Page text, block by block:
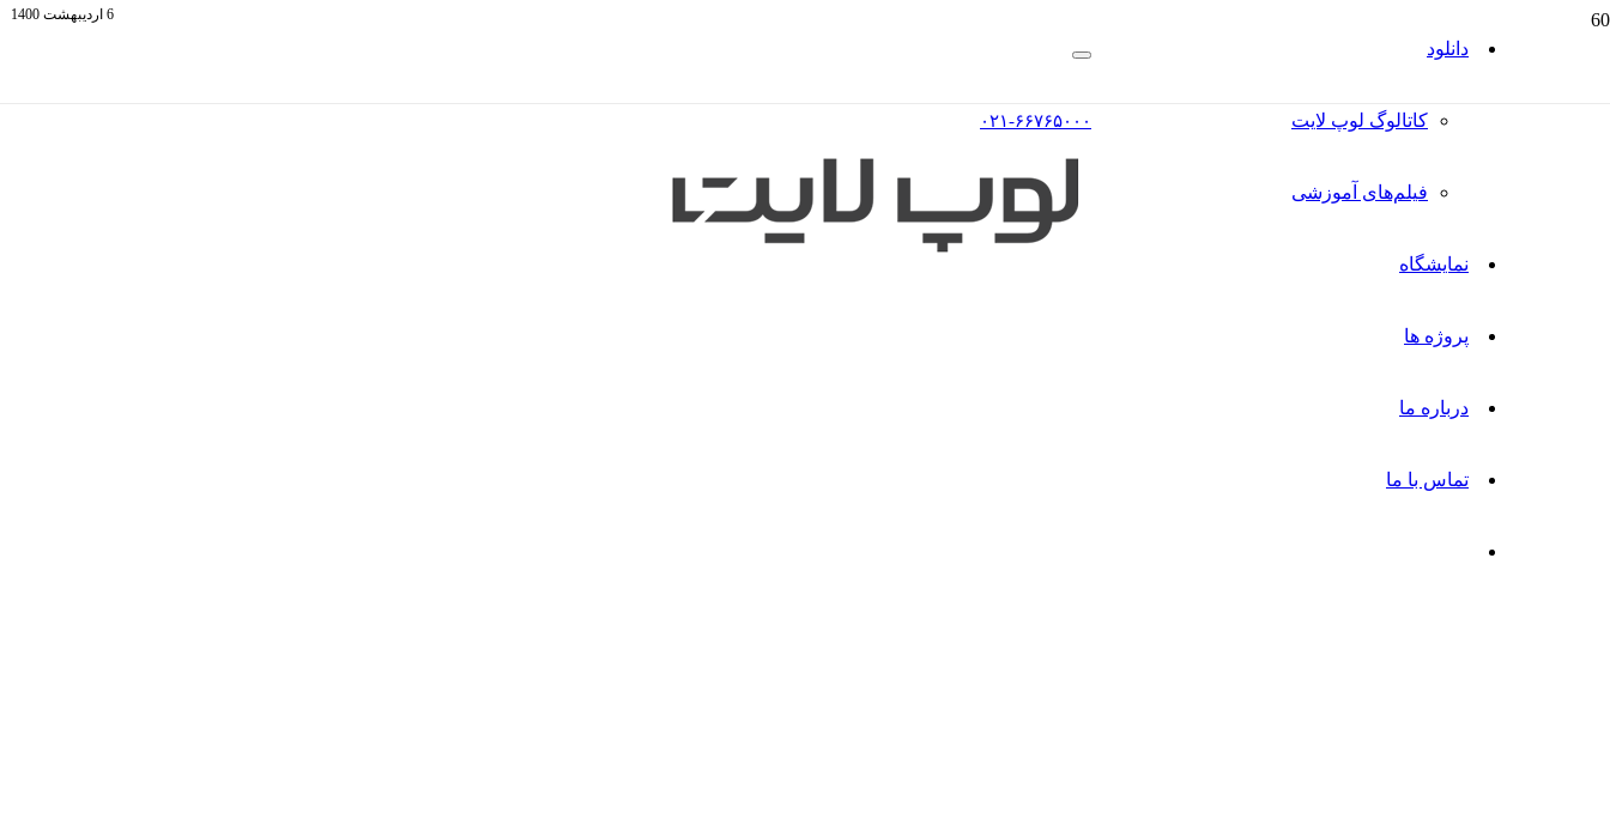
دانلود
کاتالوگ‌ لوپ لایت
فیلم‌های آموزشی
نمایشگاه
پروژه ها
درباره ما
تماس با ما
۰۲۱-۶۶۷۶۵۰۰۰
6 اردیبهشت 1400